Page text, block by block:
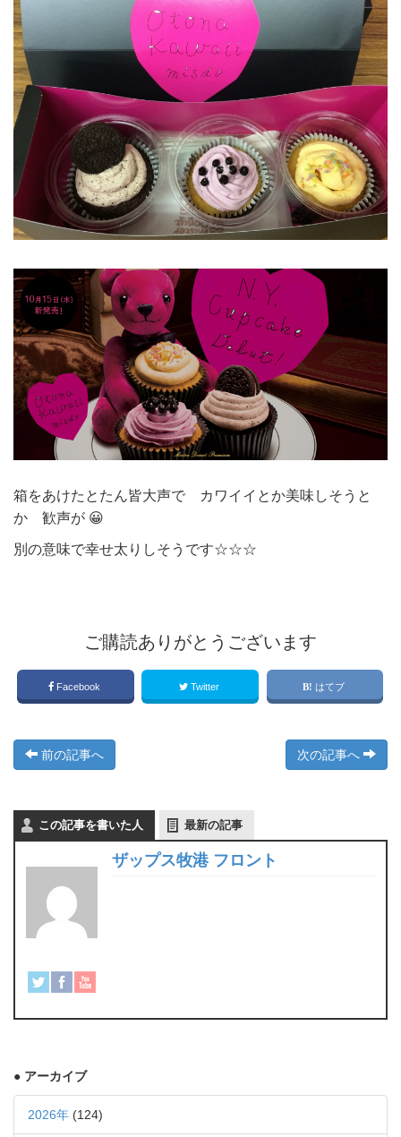
箱をあけたとたん皆大声で カワイイとか美味しそうと
か 歓声が 😀
別の意味で幸せ太りしそうです☆☆☆
ご購読ありがとうございます
Facebook Twitter はてブ
前の記事へ 次の記事へ
この記事を書いた人 最新の記事
ザップス牧港 フロント
● アーカイブ
2026年 (124)